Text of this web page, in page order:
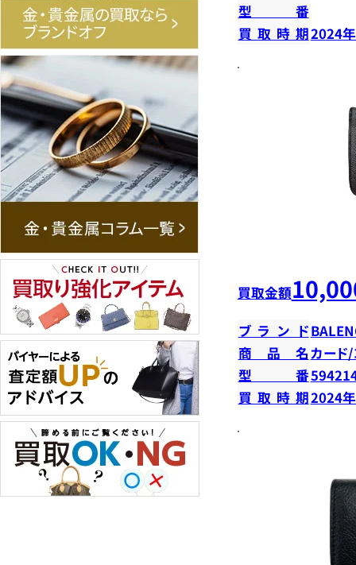
型番
買取時期2024
買取金額
ブランド
商品名 カード
型番
買取時期2024